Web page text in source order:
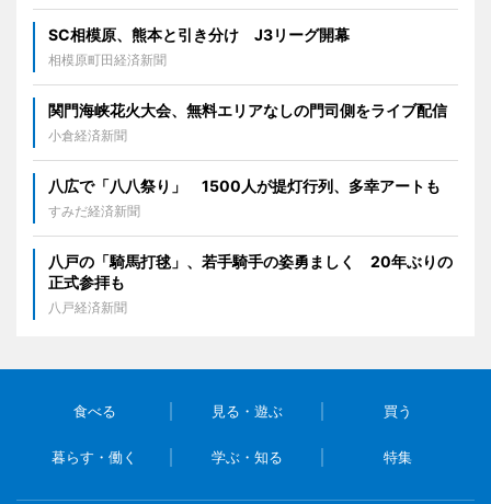
SC相模原、熊本と引き分け J3リーグ開幕
相模原町田経済新聞
関門海峡花火大会、無料エリアなしの門司側をライブ配信
小倉経済新聞
八広で「八八祭り」 1500人が提灯行列、多幸アートも
すみだ経済新聞
八戸の「騎馬打毬」、若手騎手の姿勇ましく 20年ぶりの
正式参拝も
八戸経済新聞
食べる 見る・遊ぶ 買う
暮らす・働く 学ぶ・知る 特集